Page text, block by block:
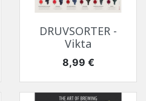
DRUVSORTER -
Vikta
Pris
8,99 €